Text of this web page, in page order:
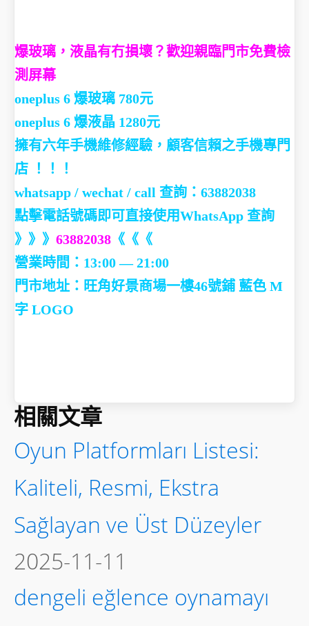
爆玻璃，液晶有冇損壞？歡迎親臨門市免費檢
測屏幕
oneplus 6 爆玻璃 780元
oneplus 6 爆液晶 1280元
擁有六年手機維修經驗，顧客信賴之手機專門
店 ！！！
whatsapp / wechat / call 查詢：63882038
點擊電話號碼即可直接使用WhatsApp 查詢
》》》 63882038 《《《
營業時間：13:00 — 21:00
門市地址： 旺角好景商場一樓46號鋪 藍色 M
字 LOGO
相關文章
Oyun Platformları Listesi:
Kaliteli, Resmi, Ekstra
Sağlayan ve Üst Düzeyler
2025-11-11
dengeli eğlence oynamayı